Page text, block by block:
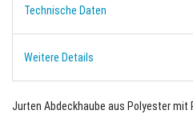
Technische Daten
Weitere Details
Jurten Abdeckhaube aus Polyester mit